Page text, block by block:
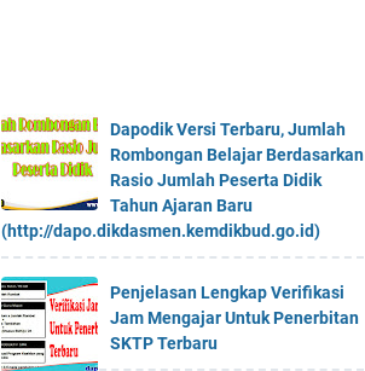
Dapodik Versi Terbaru, Jumlah
Rombongan Belajar Berdasarkan
Rasio Jumlah Peserta Didik
Tahun Ajaran Baru
(http://dapo.dikdasmen.kemdikbud.go.id)
Penjelasan Lengkap Verifikasi
Jam Mengajar Untuk Penerbitan
SKTP Terbaru